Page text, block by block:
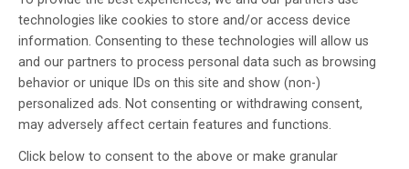
technologies like cookies to store and/or access device
information. Consenting to these technologies will allow us
and our partners to process personal data such as browsing
behavior or unique IDs on this site and show (non-)
personalized ads. Not consenting or withdrawing consent,
may adversely affect certain features and functions.
Click below to consent to the above or make granular
cluster headache